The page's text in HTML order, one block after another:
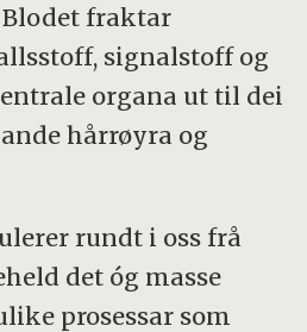
fraktar
signalstoff og
organa ut til dei
hårrøyra og
rundt i oss frå
det óg masse
prosessar som